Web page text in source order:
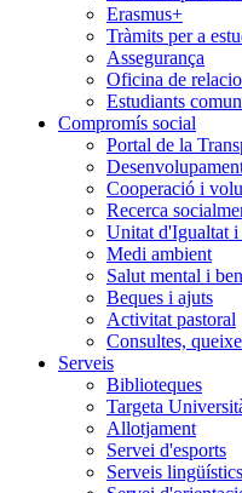
Erasmus+
Tràmits per a
Assegurança
Oficina de
Estudiants
Compromís social
Portal de la
Cooperació i
Recerca
Unitat d'Igualtat
Medi ambient
Salut mental i
Beques i ajuts
Activitat pastoral
Consultes,
Serveis
Biblioteques
Targeta
Allotjament
Servei d'esports
Serveis lingüístics